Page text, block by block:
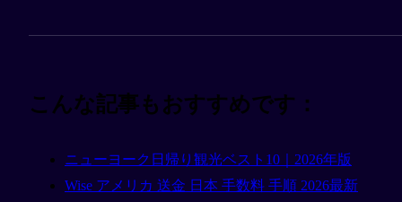
こんな記事もおすすめです：
ニューヨーク日帰り観光ベスト10｜2026年版
Wise アメリカ 送金 日本 手数料 手順 2026最新